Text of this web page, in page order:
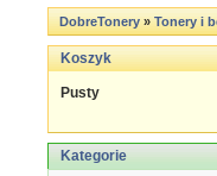
DobreTonery»Tonery i
Koszyk
Pusty
Kategorie